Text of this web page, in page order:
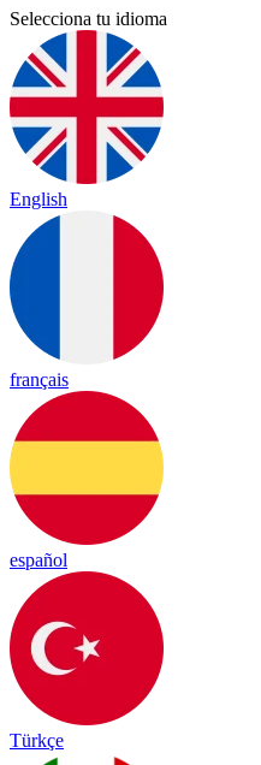
Selecciona tu idioma
English
français
español
Türkçe